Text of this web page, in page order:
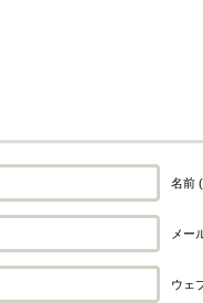
名前
メー
ウェ